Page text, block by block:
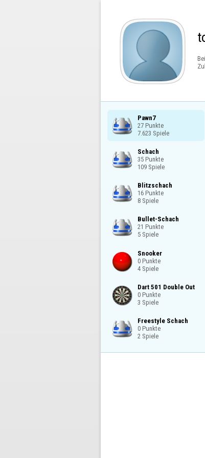
Pawn7
27 Punkte
7.623 Spiele
Schach
35 Punkte
109 Spiele
Blitzschach
16 Punkte
8 Spiele
Bullet-Schach
21 Punkte
5 Spiele
Snooker
0 Punkte
4 Spiele
Dart 501 Double Out
0 Punkte
3 Spiele
Freestyle Schach
0 Punkte
2 Spiele